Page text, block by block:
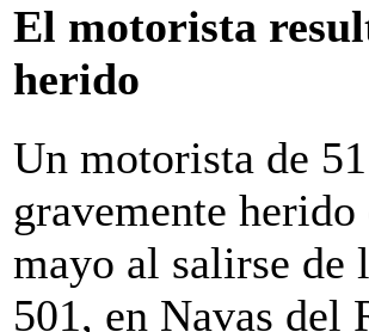
El motorista
herido
Un motorista de
gravemente
mayo al salirse
501, en Navas del